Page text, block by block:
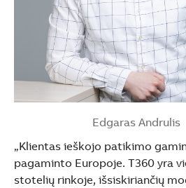
Edgaras Andrulis
„Klientas ieškojo patikimo
pagaminto Europoje. T360 yra
stotelių rinkoje, išsiskiriančių